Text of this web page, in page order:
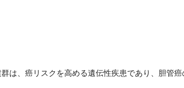
は、癌リスクを高める遺伝性疾患であり、胆管